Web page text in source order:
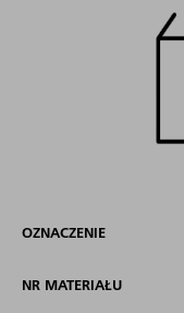
OZNACZENIE
NR MATERIAŁU